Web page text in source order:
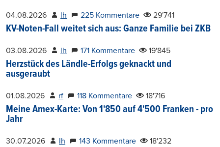
04.08.2026 lh 225 Kommentare 29'741
KV-Noten-Fall weitet sich aus: Ganze Familie bei ZKB
03.08.2026 lh 171 Kommentare 19'845
Herzstück des Ländle-Erfolgs geknackt und
ausgeraubt
01.08.2026 rf 118 Kommentare 18'716
Meine Amex-Karte: Von 1'850 auf 4'500 Franken - pro
Jahr
30.07.2026 lh 143 Kommentare 18'232